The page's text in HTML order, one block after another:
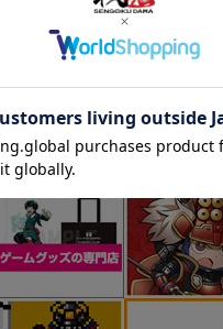
新着順 レビュー数順